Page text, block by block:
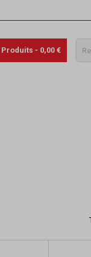
Produits - 0,00 €